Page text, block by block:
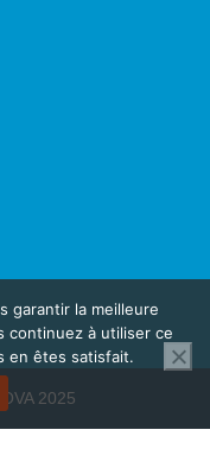
2025
garantir la meilleure
continuez à utiliser ce
en êtes satisfait.